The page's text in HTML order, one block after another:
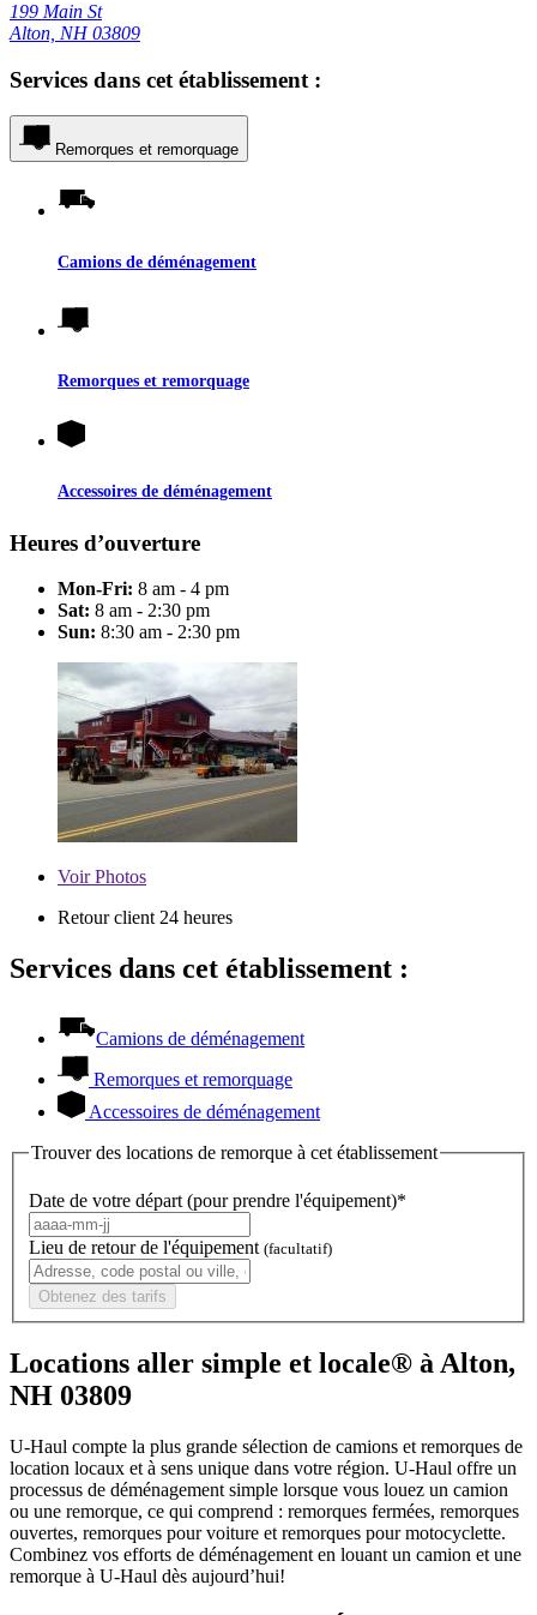
199 Main St
Alton, NH 03809
Services dans cet établissement :
Remorques et remorquage
Camions de déménagement
Remorques et remorquage
Accessoires de déménagement
Heures d’ouverture
Mon-Fri: 8 am - 4 pm
Sat: 8 am - 2:30 pm
Sun: 8:30 am - 2:30 pm
VoirPhotos
Retour client 24 heures
Services dans cet établissement :
Camions de déménagement
Remorques et remorquage
Accessoires de déménagement
Trouver des locations de remorque à cet établissement
Date de votre départ (pour prendre l'équipement)*
Lieu de retour de l'équipement (facultatif)
Obtenez des tarifs
Locations aller simple et locale® à Alton,
NH 03809
U-Haul compte la plus grande sélection de camions et remorques de
location locaux et à sens unique dans votre région. U-Haul offre un
processus de déménagement simple lorsque vous louez un camion
ou une remorque, ce qui comprend : remorques fermées, remorques
ouvertes, remorques pour voiture et remorques pour motocyclette.
Combinez vos efforts de déménagement en louant un camion et une
remorque à U-Haul dès aujourd’hui!